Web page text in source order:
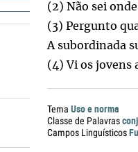
(2) Não sei
(3) Pergunto
A subordinada
(4) Vi os jovens
Tema Uso e norma
Classe de Palavras
Campos Linguísticos